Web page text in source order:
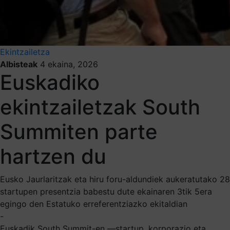
Ekintzailetza
Albisteak 4 ekaina, 2026
Euskadiko
ekintzailetzak South
Summiten parte
hartzen du
Eusko Jaurlaritzak eta hiru foru-aldundiek aukeratutako 28
startupen presentzia babestu dute ekainaren 3tik 5era
egingo den Estatuko erreferentziazko ekitaldian
-